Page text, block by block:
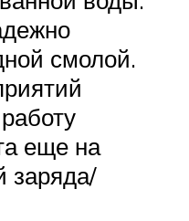
смолой.
еще на
заряда/